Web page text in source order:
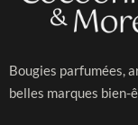
Bougies parfumées,
belles marques bien-